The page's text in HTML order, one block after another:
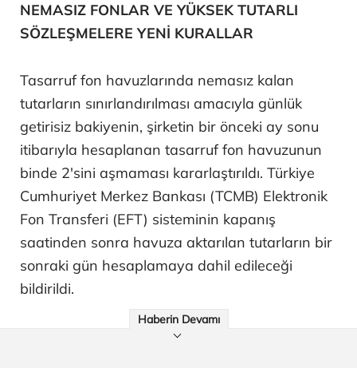
NEMASIZ FONLAR VE YÜKSEK TUTARLI
SÖZLEŞMELERE YENİ KURALLAR
Tasarruf fon havuzlarında nemasız kalan
tutarların sınırlandırılması amacıyla günlük
getirisiz bakiyenin, şirketin bir önceki ay sonu
itibarıyla hesaplanan tasarruf fon havuzunun
binde 2'sini aşmaması kararlaştırıldı. Türkiye
Cumhuriyet Merkez Bankası (TCMB) Elektronik
Fon Transferi (EFT) sisteminin kapanış
saatinden sonra havuza aktarılan tutarların bir
sonraki gün hesaplamaya dahil edileceği
bildirildi.
Haberin Devamı